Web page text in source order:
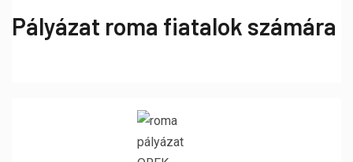
Pályázat roma fiatalok számára